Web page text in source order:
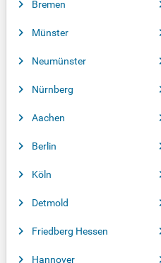
Bremen
Münster
Neumünster
Nürnberg
Aachen
Berlin
Köln
Detmold
Friedberg Hessen
Hannover